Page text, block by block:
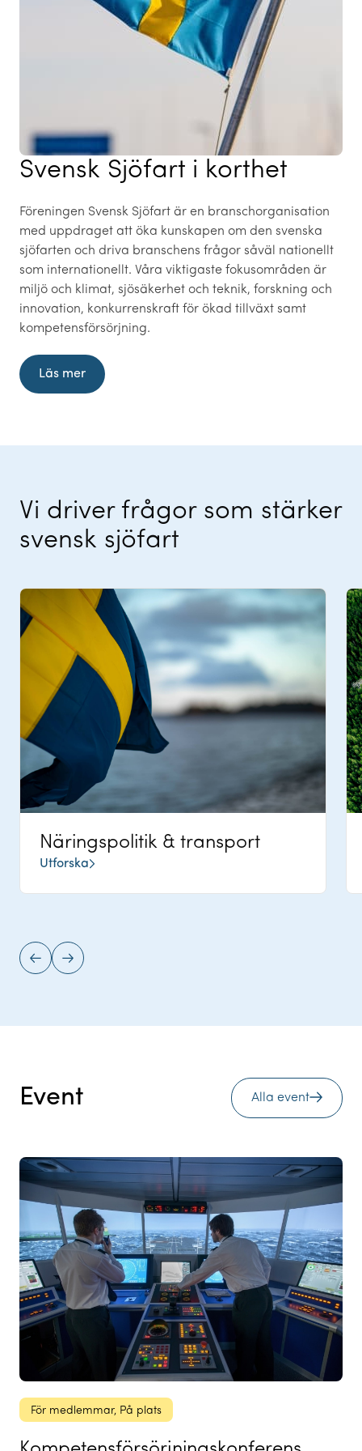
Svensk Sjöfart i korthet
Föreningen Svensk Sjöfart är en branschorganisation
med uppdraget att öka kunskapen om den svenska
sjöfarten och driva branschens frågor såväl nationellt
som internationellt. Våra viktigaste fokusområden är
miljö och klimat, sjösäkerhet och teknik, forskning och
innovation, konkurrenskraft för ökad tillväxt samt
kompetensförsörjning.
Läs mer
Vi driver frågor som stärker
svensk sjöfart
Näringspolitik & transport
Utforska
Föregående
Nästa
Event Alla event
För medlemmar, På plats